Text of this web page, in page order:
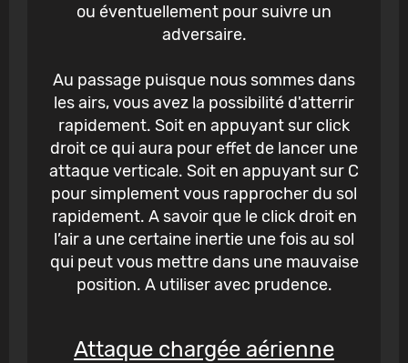
ou éventuellement pour suivre un
adversaire.
Au passage puisque nous sommes dans
les airs, vous avez la possibilité d'atterrir
rapidement. Soit en appuyant sur click
droit ce qui aura pour effet de lancer une
attaque verticale. Soit en appuyant sur C
pour simplement vous rapprocher du sol
rapidement. A savoir que le click droit en
l’air a une certaine inertie une fois au sol
qui peut vous mettre dans une mauvaise
position. A utiliser avec prudence.
Attaque chargée aérienne